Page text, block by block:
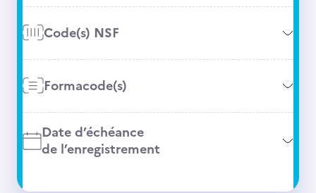
Code(s) NSF
Formacode(s)
Date d’échéance
de l’enregistrement